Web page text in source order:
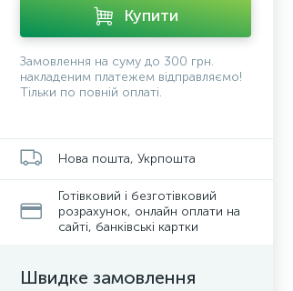
Купити
Замовлення на суму до 300 грн.
накладеним платежем відправляємо!
Тільки по повній оплаті.
Нова пошта, Укрпошта
Готівковий і безготівковий
розрахунок, онлайн оплати на
сайті, банківські картки
Швидке замовлення